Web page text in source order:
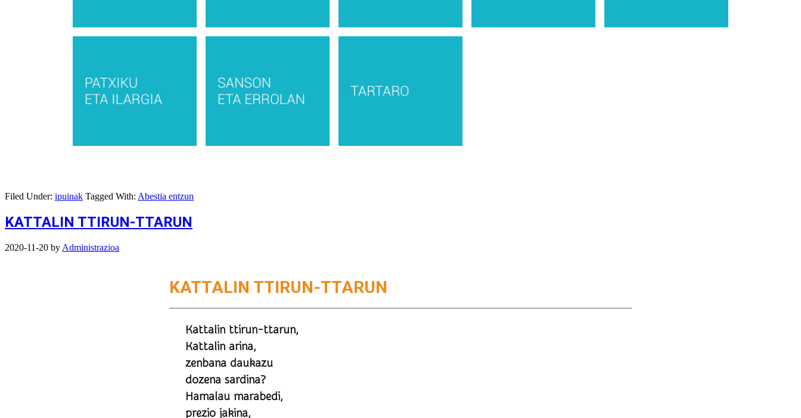
Filed Under: ipuinak Tagged With: Abestia entzun
KATTALIN TTIRUN-TTARUN
2020-11-20 by Administrazioa
KATTALIN TTIRUN-TTARUN
Kattalin ttirun-ttarun,
Kattalin arina,
zenbana daukazu
dozena sardina?
Hamalau marabedi,
prezio jakina,